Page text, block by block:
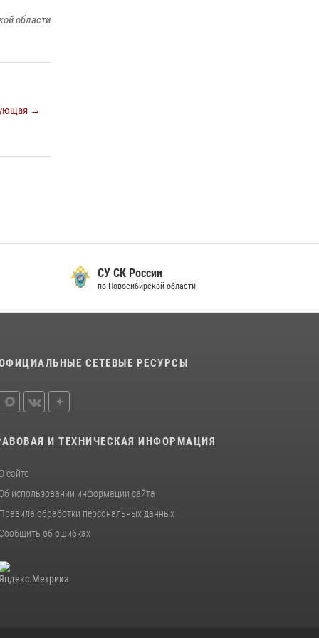
области
→
СУ СК России
по Новосибирской области
СЕТЕВЫЕ РЕСУРСЫ
И ТЕХНИЧЕСКАЯ ИНФОРМАЦИЯ
О сайте
Об использовании информации сайта
Правила обработки персональных данных
Сообщить об ошибках